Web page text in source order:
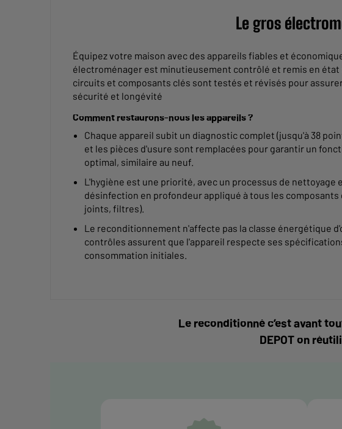
Le gros
Équipez votre maison avec des appareils fiables et
électroménager est minutieusement contrôlé et remis en état
circuits et composants clés sont testés et révisés pour
sécurité et longévité
Comment restaurons-nous les appareils ?
Chaque appareil subit un diagnostic complet (jusqu'à 38
et les pièces d'usure sont remplacées pour garantir un
optimal, similaire au neuf.
L'hygiène est une priorité, avec un processus de nettoyage
désinfection en profondeur appliqué à tous les composants
joints, filtres).
Le reconditionnement n'affecte pas la classe énergétique
contrôles assurent que l'appareil respecte ses
consommation initiales.
Le reconditionné c’est avant
DEPOT on